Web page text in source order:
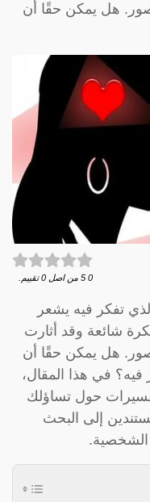
هل يمكن حقًا أن
0
5 من اصل 0 تقييم.
تفكر فيه يشعر
شائعة وقد أثارت
هل يمكن حقًا أن
في هذا المقال،
حول تساؤلك
إلى البحث
الشخصية.